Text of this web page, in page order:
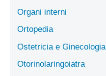
Organi interni
Ortopedia
Ostetricia e Ginecologia
Otorinolaringoiatra